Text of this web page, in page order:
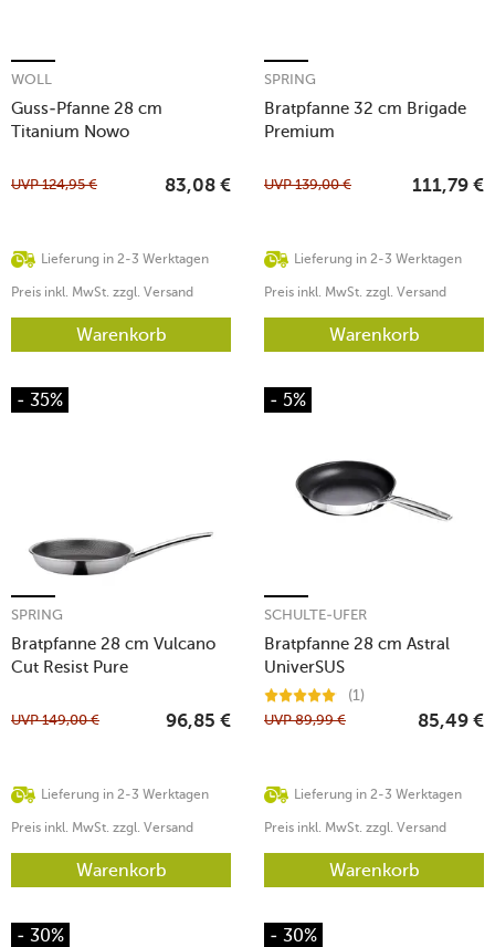
Guss-Pfanne 28 cm
Titanium Nowo
WOLL
Lieferung in 2-3 Werktagen
UVP124,95 € 83,08 €
Preis inkl. MwSt. zzgl. Versand
Warenkorb
Bratpfanne 32 cm Brigade
Premium
SPRING
Lieferung in 2-3 Werktagen
UVP139,00 € 111,79 €
Preis inkl. MwSt. zzgl. Versand
Warenkorb
- 35%
Bratpfanne 28 cm Vulcano
Cut Resist Pure
SPRING
Lieferung in 2-3 Werktagen
UVP149,00 € 96,85 €
Preis inkl. MwSt. zzgl. Versand
Warenkorb
- 5%
Bratpfanne 28 cm Astral
UniverSUS
SCHULTE-UFER
(1)
Lieferung in 2-3 Werktagen
UVP89,99 € 85,49 €
Preis inkl. MwSt. zzgl. Versand
Warenkorb
- 30% - 30%